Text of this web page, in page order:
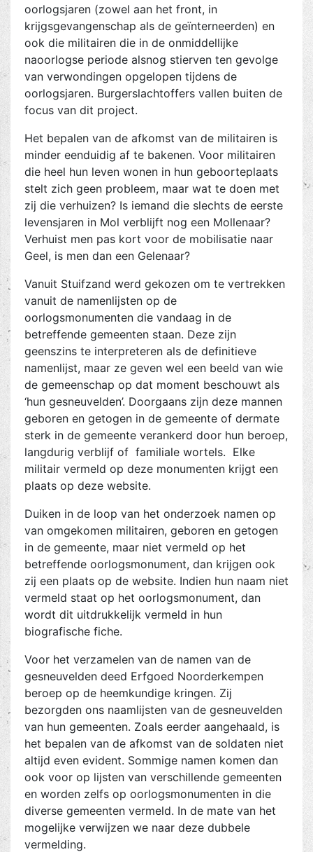
oorlogsjaren (zowel aan het front, in
krijgsgevangenschap als de geïnterneerden) en
ook die militairen die in de onmiddellijke
naoorlogse periode alsnog stierven ten gevolge
van verwondingen opgelopen tijdens de
oorlogsjaren. Burgerslachtoffers vallen buiten de
focus van dit project.
Het bepalen van de afkomst van de militairen is
minder eenduidig af te bakenen. Voor militairen
die heel hun leven wonen in hun geboorteplaats
stelt zich geen probleem, maar wat te doen met
zij die verhuizen? Is iemand die slechts de eerste
levensjaren in Mol verblijft nog een Mollenaar?
Verhuist men pas kort voor de mobilisatie naar
Geel, is men dan een Gelenaar?
Vanuit Stuifzand werd gekozen om te vertrekken
vanuit de namenlijsten op de
oorlogsmonumenten die vandaag in de
betreffende gemeenten staan. Deze zijn
geenszins te interpreteren als de definitieve
namenlijst, maar ze geven wel een beeld van wie
de gemeenschap op dat moment beschouwt als
‘hun gesneuvelden’. Doorgaans zijn deze mannen
geboren en getogen in de gemeente of dermate
sterk in de gemeente verankerd door hun beroep,
langdurig verblijf of familiale wortels. Elke
militair vermeld op deze monumenten krijgt een
plaats op deze website.
Duiken in de loop van het onderzoek namen op
van omgekomen militairen, geboren en getogen
in de gemeente, maar niet vermeld op het
betreffende oorlogsmonument, dan krijgen ook
zij een plaats op de website. Indien hun naam niet
vermeld staat op het oorlogsmonument, dan
wordt dit uitdrukkelijk vermeld in hun
biografische fiche.
Voor het verzamelen van de namen van de
gesneuvelden deed Erfgoed Noorderkempen
beroep op de heemkundige kringen. Zij
bezorgden ons naamlijsten van de gesneuvelden
van hun gemeenten. Zoals eerder aangehaald, is
het bepalen van de afkomst van de soldaten niet
altijd even evident. Sommige namen komen dan
ook voor op lijsten van verschillende gemeenten
en worden zelfs op oorlogsmonumenten in die
diverse gemeenten vermeld. In de mate van het
mogelijke verwijzen we naar deze dubbele
vermelding.